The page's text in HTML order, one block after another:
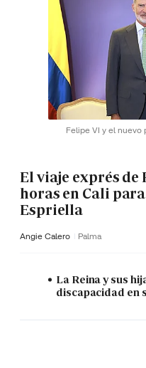
Felipe VI y el
El viaje exprés de
horas en Cali
Espriella
Angie Calero Palma
La Reina y sus
discapacidad en